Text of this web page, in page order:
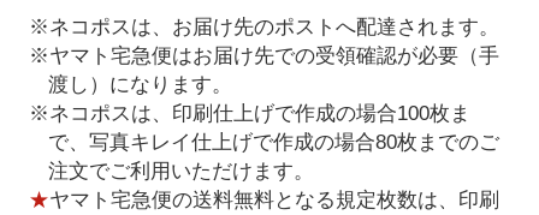
※ネコポスは、お届け先のポストへ配達されます。
※ヤマト宅急便はお届け先での受領確認が必要（手
渡し）になります。
※ネコポスは、印刷仕上げで作成の場合100枚ま
で、写真キレイ仕上げで作成の場合80枚までのご
注文でご利用いただけます。
★ヤマト宅急便の送料無料となる規定枚数は、印刷